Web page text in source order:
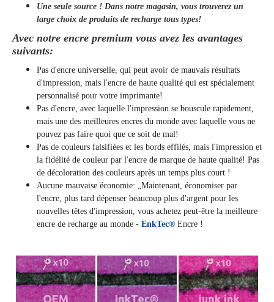
Une seule source ! Dans notre magasin, vous trouverez un
large choix de produits de recharge tous types!
Avec notre encre premium vous avez les avantages
suivants:
Pas d'encre universelle, qui peut avoir de mauvais résultats
d'impression, mais l'encre de haute qualité qui est spécialement
personnalisé pour votre imprimante!
Pas d'encre, avec laquelle l'impression se bouscule rapidement,
mais une des meilleures encres du monde avec laquelle vous ne
pouvez pas faire quoi que ce soit de mal!
Pas de couleurs falsifiées et les bords effilés, mais l'impression et
la fidélité de couleur par l'encre de marque de haute qualité! Pas
de décoloration des couleurs après un temps plus court !
Aucune mauvaise économie: „Maintenant, économiser par
l'encre, plus tard dépenser beaucoup plus d'argent pour les
nouvelles têtes d'impression, vous achetez peut-être la meilleure
encre de recharge au monde - EnkTec® Encre !